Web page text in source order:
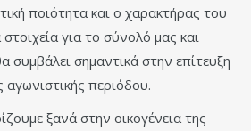
ποιότητα και ο χαρακτήρας του
για το σύνολό μας και
συμβάλει σημαντικά στην επίτευξη
περιόδου.
ξανά στην οικογένεια της